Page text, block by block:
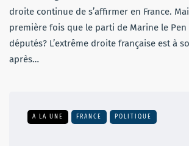
droite continue de s’affirmer en France.
première fois que le parti de Marine le
députés? L’extrême droite française est à
après…
A LA UNE FRANCE POLITIQUE